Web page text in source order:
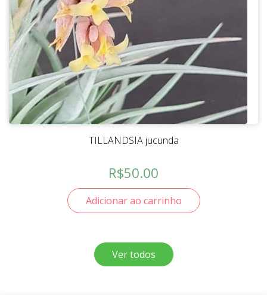
TILLANDSIA jucunda
R$50.00
Adicionar ao carrinho
Ver todos